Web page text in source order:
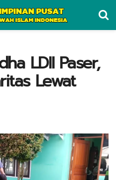
LDII Paser,
Lewat